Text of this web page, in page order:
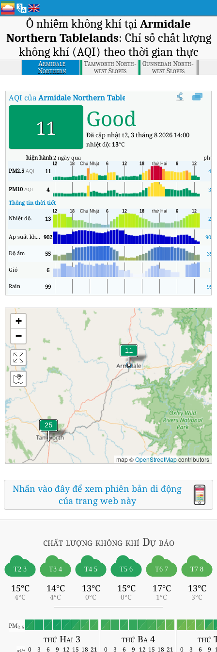
Ô nhiễm không khí tại Armidale
Northern Tablelands: Chỉ số chất lượng
không khí (AQI) theo thời gian thực
Armidale
Northern
Tablelands
Tamworth North-
west Slopes
Gunnedah North-
west Slopes
AQI củaArmidale Northern Tablelands Chỉ số chất lượng
11 Good
Đã cập nhật t2, 3 tháng 8 2026 14:00
nhiệt độ: 13°C
hiện hành2 ngày qua phút
PM2.5AQI 11 4
PM10AQI 4
3
Thông tin thời tiết
Nhiệt độ. 13 2
Áp suất không khí 902 902
Độ ẩm 55 39
Gió 6 1
Rain 99 99
+
−
map ©OpenStreetMapcontributors
Nhấn vào đây để xem phiên bản di động
của trang web này
chất lượng không khí Dự báo
T2 3
15°C
4°C
T3 4
14°C
4°C
T4 5
13°C
0°C
T5 6
15°C
0°C
T6 7
17°C
1°C
T7 8
13°C
3°C
PM2.5
thứ Hai 3 thứ Ba 4 thứ
0 3 6 9 12 15 18 21 0 3 6 9 12 15 18 21 0 3 6 9